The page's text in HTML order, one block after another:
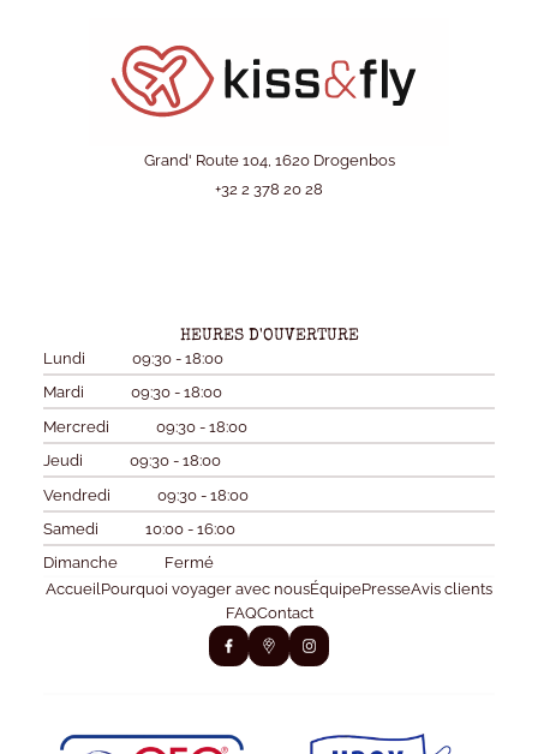
Grand' Route 104, 1620 Drogenbos
+32 2 378 20 28
HEURES D'OUVERTURE
Lundi
09:30 - 18:00
Mardi
09:30 - 18:00
Mercredi
09:30 - 18:00
Jeudi
09:30 - 18:00
Vendredi
09:30 - 18:00
Samedi
10:00 - 16:00
Dimanche
Fermé
AccueilPourquoi voyager avec nousÉquipePresseAvis clients
FAQContact